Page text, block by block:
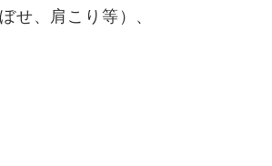
せ、肩こり等）、